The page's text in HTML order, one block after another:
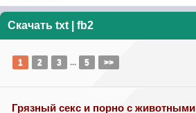
Скачать txt fb2
1 2 3 ... 5 >>
Грязный секс и порно с животными